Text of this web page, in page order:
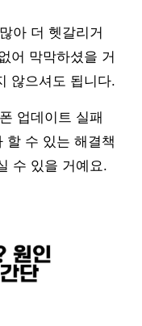
아 더 헷갈리거
어 막막하셨을 거
않으셔도 됩니다.
업데이트 실패
할 수 있는 해결책
수 있을 거예요.